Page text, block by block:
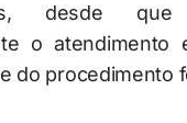
desde que
o atendimento
do procedimento